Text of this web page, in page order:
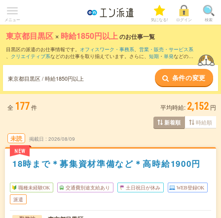
メニュー 気になる! ログイン 検索
東京都目黒区 × 時給1850円以上のお仕事一覧
目黒区の派遣のお仕事情報です。 オフィスワーク・事務系、 営業・販売・サービス系
、 クリエイティブ系などのお仕事を取り揃えています。さらに、 短期 ・ 単発などの期
東京都目黒区 / 時給1850円以上 条件の変更
全 177件 平均時給: 2,152 円
新着順 時給順
未読
NEW
掲載日 2026/08/09
18時まで＊募集資材準備など＊高時給1900円
職種未経験OK 交通費別途支給あり 土日祝日が休み WEB登録OK
派遣